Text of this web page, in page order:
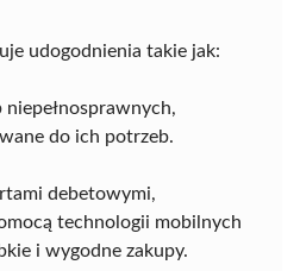
udogodnienia takie jak:
niepełnosprawnych,
do ich potrzeb.
debetowymi,
technologii mobilnych
i wygodne zakupy.